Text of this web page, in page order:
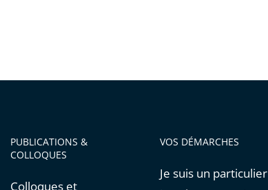
PUBLICATIONS &
COLLOQUES
Colloques et
VOS DÉMARCHES
Je suis un particulier